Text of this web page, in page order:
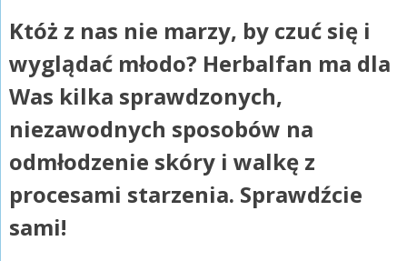
Któż z nas nie marzy, by czuć się i
wyglądać młodo? Herbalfan ma dla
Was kilka sprawdzonych,
niezawodnych sposobów na
odmłodzenie skóry i walkę z
procesami starzenia. Sprawdźcie
sami!